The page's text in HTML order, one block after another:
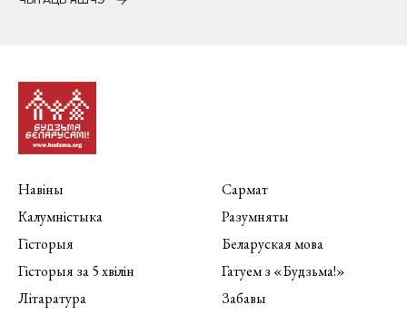
Навіны
Калумністыка
Гісторыя
Гісторыя за 5 хвілін
Літаратура
Сармат
Разумняты
Беларуская мова
Гатуем з «Будзьма!»
Забавы